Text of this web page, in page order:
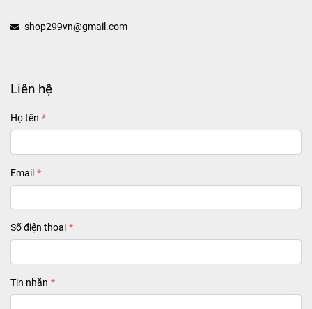
shop299vn@gmail.com
Liên hệ
Họ tên
Email
Số điện thoại
Tin nhắn